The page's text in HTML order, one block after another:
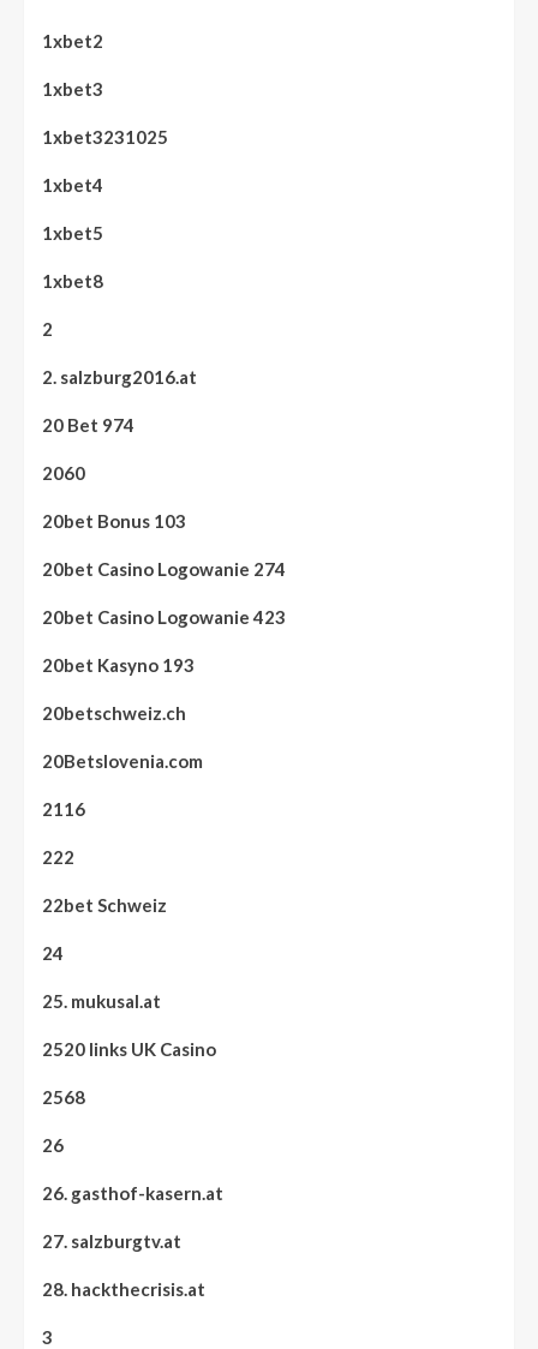
1xbet2
1xbet3
1xbet3231025
1xbet4
1xbet5
1xbet8
2
2. salzburg2016.at
20 Bet 974
2060
20bet Bonus 103
20bet Casino Logowanie 274
20bet Casino Logowanie 423
20bet Kasyno 193
20betschweiz.ch
20Betslovenia.com
2116
222
22bet Schweiz
24
25. mukusal.at
2520 links UK Casino
2568
26
26. gasthof-kasern.at
27. salzburgtv.at
28. hackthecrisis.at
3